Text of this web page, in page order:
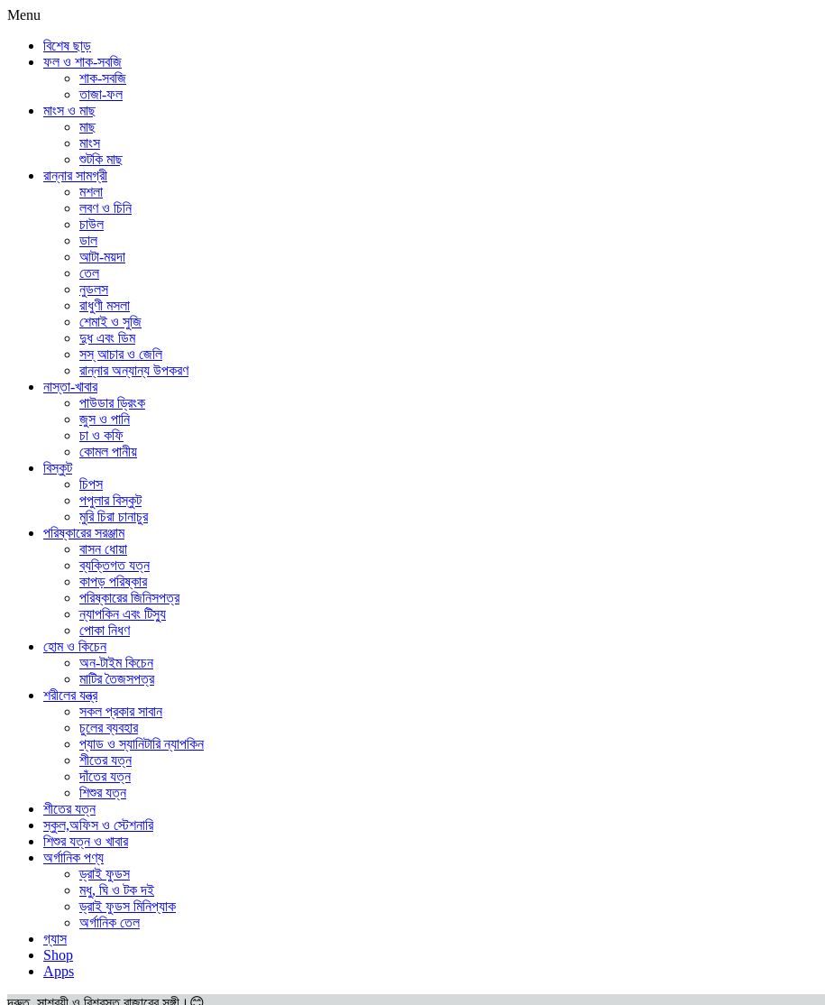
Menu
বিশেষ ছাড়
ফল ও শাক-সবজি
শাক-সবজি
তাজা-ফল
মাংস ও মাছ
মাছ
মাংস
শুটকি মাছ
রান্নার সামগ্রী
মশলা
লবণ ও চিনি
চাউল
ডাল
আটা-ময়দা
তেল
নুডলস
রাধুণী মসলা
শেমাই ও সুজি
দুধ এবং ডিম
সস্ আচার ও জেলি
রান্নার অন্যান্য উপকরণ
নাস্তা-খাবার
পাউডার ড্রিংক
জুস ও পানি
চা ও কফি
কোমল পানীয়
বিস্কুট
চিপস
পপুলার বিস্কুট
মুরি চিরা চানাচুর
পরিষ্কারের সরঞ্জাম
বাসন ধোয়া
ব্যক্তিগত যত্ন
কাপড় পরিষ্কার
পরিষ্কারের জিনিসপত্র
ন্যাপকিন এবং টিস্যু
পোকা নিধণ
হোম ও কিচেন
অন-টাইম কিচেন
মাটির তৈজসপত্র
শরীলের যন্ত্র
সকল প্রকার সাবান
চুলের ব্যবহার
প্যাড ও স্যানিটারি ন্যাপকিন
শীতের যত্ন
দাঁতের যত্ন
শিশুর যত্ন
শীতের যত্ন
স্কুল,অফিস ও স্টেশনারি
শিশুর যত্ন ও খাবার
অর্গানিক পণ্য
ড্রাই ফুডস
মধু, ঘি ও টক দই
ড্রাই ফুডস মিনিপ্যাক
অর্গানিক তেল
গ্যাস
Shop
Apps